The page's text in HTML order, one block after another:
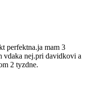
perfektna.ja mam 3
vdaka nej.pri davidkovi a
2 tyzdne.